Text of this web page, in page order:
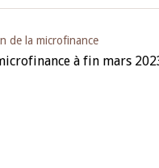
de la microfinance
à fin mars